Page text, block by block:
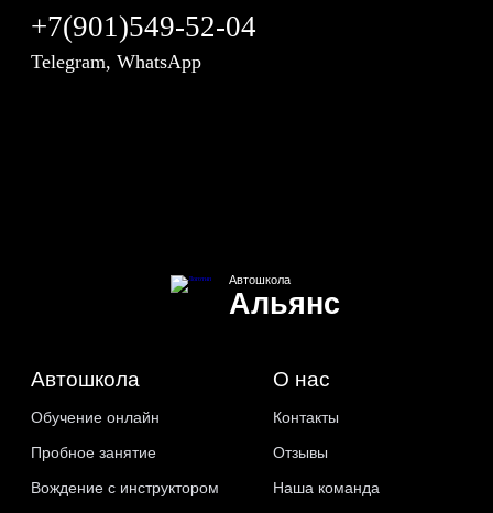
+7(901)549-52-04
Telegram, WhatsApp
Автошкола
Альянс
Автошкола
Обучение онлайн
Пробное занятие
Вождение с инструктором
О нас
Контакты
Отзывы
Наша команда